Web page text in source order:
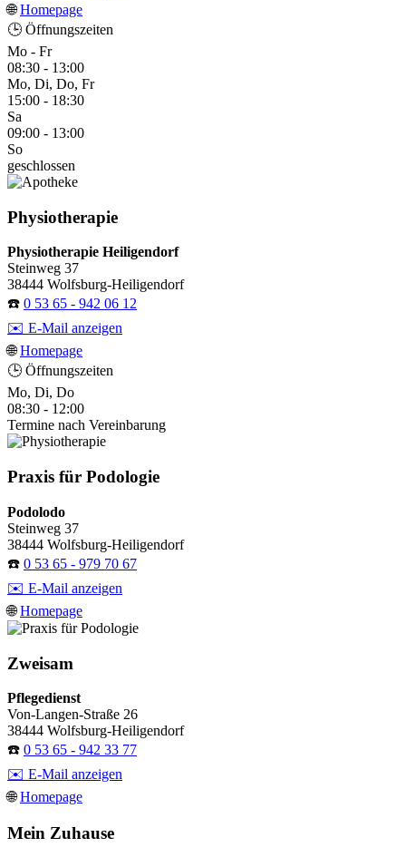
🌐Homepage
🕒 Öffnungszeiten
Mo - Fr
08:30 - 13:00
Mo, Di, Do, Fr
15:00 - 18:30
Sa
09:00 - 13:00
So
geschlossen
Physiotherapie
Physiotherapie Heiligendorf
Steinweg 37
38444 Wolfsburg-Heiligendorf
☎️ 0 53 65 - 942 06 12
✉️ E-Mail anzeigen
🌐Homepage
🕒 Öffnungszeiten
Mo, Di, Do
08:30 - 12:00
Termine nach Vereinbarung
Praxis für Podologie
Podolodo
Steinweg 37
38444 Wolfsburg-Heiligendorf
☎️ 0 53 65 - 979 70 67
✉️ E-Mail anzeigen
🌐Homepage
Zweisam
Pflegedienst
Von-Langen-Straße 26
38444 Wolfsburg-Heiligendorf
☎️ 0 53 65 - 942 33 77
✉️ E-Mail anzeigen
🌐Homepage
Mein Zuhause